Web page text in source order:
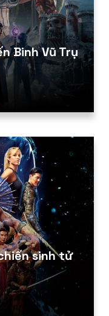
Binh Vũ Trụ
sinh tử